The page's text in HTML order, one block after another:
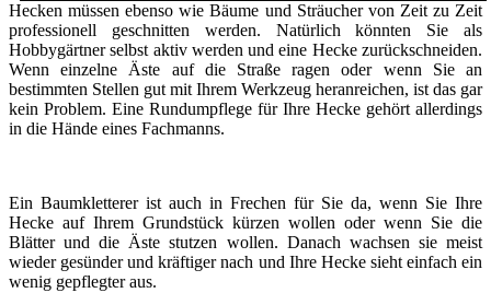
Hecken müssen ebenso wie Bäume und Sträucher von Zeit zu Zeit
professionell geschnitten werden. Natürlich könnten Sie als
Hobbygärtner selbst aktiv werden und eine Hecke zurückschneiden.
Wenn einzelne Äste auf die Straße ragen oder wenn Sie an
bestimmten Stellen gut mit Ihrem Werkzeug heranreichen, ist das gar
kein Problem. Eine Rundumpflege für Ihre Hecke gehört allerdings
in die Hände eines Fachmanns.
Ein Baumkletterer ist auch in Frechen für Sie da, wenn Sie Ihre
Hecke auf Ihrem Grundstück kürzen wollen oder wenn Sie die
Blätter und die Äste stutzen wollen. Danach wachsen sie meist
wieder gesünder und kräftiger nach und Ihre Hecke sieht einfach ein
wenig gepflegter aus.